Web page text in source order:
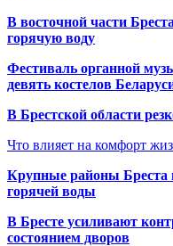
В восточной части
горячую воду
Фестиваль органной
девять костелов
В Брестской области
Что влияет на комфорт
Крупные районы Бреста
горячей воды
В Бресте усиливают
состоянием дворов